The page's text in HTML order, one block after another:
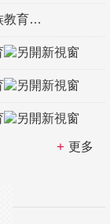
教育
更多